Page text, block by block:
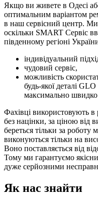
Якщо ви живете в Одесі
оптимальним варіантом
в наш сервісний центр. Ми
оскільки SMART Сервіс
південному регіоні
індивідуальний
чудовий сервіс,
можливість
будь-якої деталі
максимально швидко
Фахівці використовують в
без націнки, за ціною від
береться тільки за роботу
виконуються тільки на
Воно поставляється від
Тому ми гарантуємо
дуже серйозними
Як нас знайти